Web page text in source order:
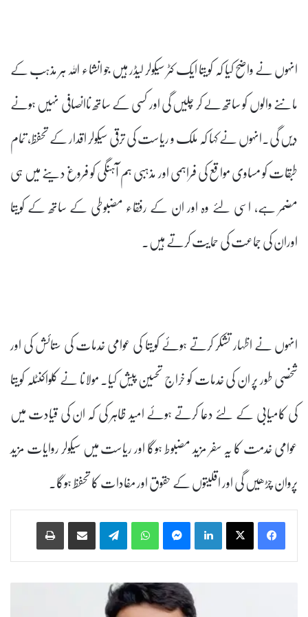
انہوں نے واضح کیا کہ کویتا ایک کٹر سیکولر لیڈر ہیں جو انشاء اللہ ہر مذہب کے
ماننے والوں کو ساتھ لے کر چلیں گی اور کسی کے ساتھ ناانصافی نہیں ہونے
دیں گی۔انہوں نے کہا کہ ملک و ریاست کی ترقی سیکولر اقدار کے تحفظ، تمام
طبقات کو مساوی مواقع کی فراہمی اور مذہبی ہم آہنگی کو فروغ دینے میں ہی
مضمر ہے، اسی لئے وہ اور ان کے رفقاء مضبوطی کے ساتھ کے کویتا
اوران کی جماعت کی حمایت کرتے ہیں۔
انہوں نے اظہار تشکر کرتے ہوئے کویتا کی عوامی خدمات کی ستائش کی اور
شخصی طور پر ان کی خدمات کو خراج تحسین پیش کیا۔ مولانا نے کلواکنٹلہ کویتا
کی کامیابی کے لئے دعا کرتے ہوئے امید ظاہر کی کہ ان کی قیادت میں
عوامی خدمت کا یہ سفر مزید مضبوط ہوگا اور ریاست میں سیکولر روایات مزید
پروان چڑھیں گی اور اقلیتوں کے حقوق اور مفادات کا تحفظ ہوگا۔
LinkedIn
WhatsApp
Telegram